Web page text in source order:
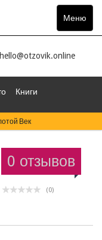
Меню
Toggle
hello@otzovik.online
Книги
Век
0 отзывов
(0)